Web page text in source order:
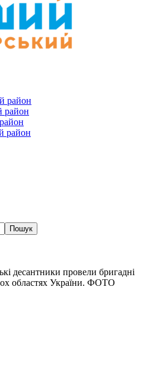
район
район
район
десантники провели бригадні
областях України. ФОТО